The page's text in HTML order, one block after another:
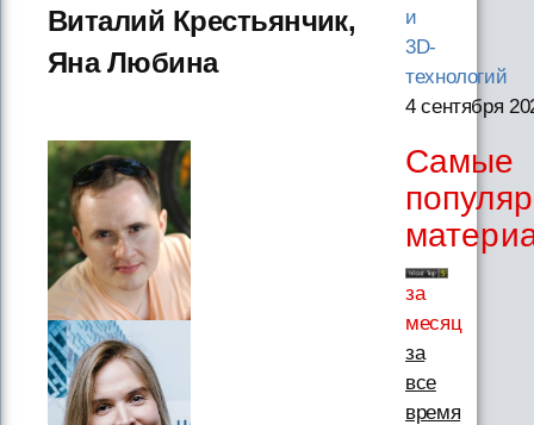
Виталий Крестьянчик,
Яна Любина
и
3D-
технологий
4 сентября
Самые
за
месяц
за
все
время